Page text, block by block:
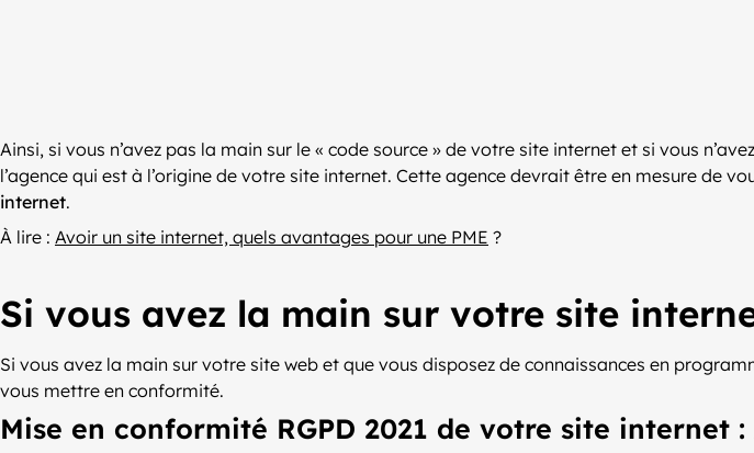
Ainsi, si vous n’avez pas la main sur le « code source » de votre site internet et si vous
l’agence qui est à l’origine de votre site internet. Cette agence devrait être en mesure de
internet.
À lire : Avoir un site internet, quels avantages pour une PME ?
Si vous avez la main sur votre site
Si vous avez la main sur votre site web et que vous disposez de connaissances en
vous mettre en conformité.
Mise en conformité RGPD 2021 de votre site internet